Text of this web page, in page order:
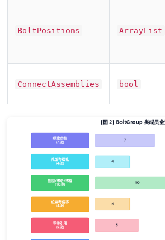
BoltPositions ArrayList
ConnectAssemblies bool